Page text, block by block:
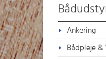
Ankering
Bådpleje